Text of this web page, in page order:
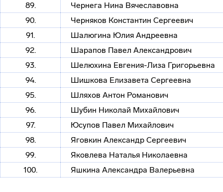
89.
Чернега Нина Вячеславовна
90.
Черняков Константин Сергеевич
91.
Шалюгина Юлия Андреевна
92.
Шарапов Павел Александрович
93.
Шелюхина Евгения-Лиза Григорьевна
94.
Шишкова Елизавета Сергеевна
95.
Шляхов Антон Романович
96.
Шубин Николай Михайлович
97.
Юсупов Павел Михайлович
98.
Яговкин Александр Сергеевич
99.
Яковлева Наталья Николаевна
100.
Яшкина Александра Валерьевна